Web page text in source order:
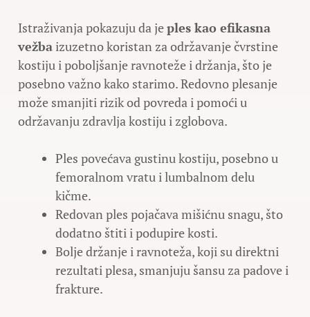
Istraživanja pokazuju da jeples kao efikasna
vežbaizuzetno koristan za održavanje čvrstine
kostiju i poboljšanje ravnoteže i držanja, što je
posebno važno kako starimo. Redovno plesanje
može smanjiti rizik od povreda i pomoći u
održavanju zdravlja kostiju i zglobova.
Ples povećava gustinu kostiju, posebno u
femoralnom vratu i lumbalnom delu
kičme.
Redovan ples pojačava mišićnu snagu, što
dodatno štiti i podupire kosti.
Bolje držanje i ravnoteža, koji su direktni
rezultati plesa, smanjuju šansu za padove i
frakture.